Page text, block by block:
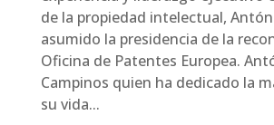
de la propiedad intelectual,
asumido la presidencia de la
Oficina de Patentes Europea.
Campinos quien ha dedicado la
su vida...